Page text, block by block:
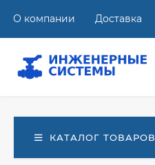
О компании Доставка
КАТАЛОГ ТОВАРОВ